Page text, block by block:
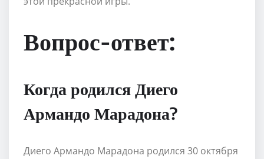
Вопрос-ответ:
Когда родился Диего
Армандо Марадона?
Диего Армандо Марадона родился 30 октября